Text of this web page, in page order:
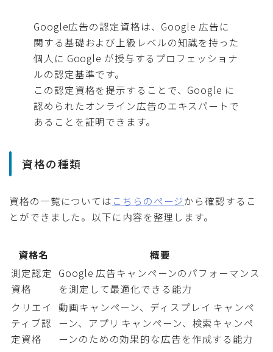
Google広告の認定資格は、Google 広告に
関する基礎および上級レベルの知識を持った
個人に Google が授与するプロフェッショナ
ルの認定基準です。
この認定資格を提示することで、Google に
認められたオンライン広告のエキスパートで
あることを証明できます。
資格の種類
資格の一覧については こちらのページから確認するこ
とができました。以下に内容を整理します。
資格名
概要
測定認定
資格
Google 広告キャンペーンのパフォーマンス
を測定して最適化できる能力
クリエイ
ティブ認
定資格
動画キャンペーン、ディスプレイ キャンペ
ーン、アプリ キャンペーン、検索キャンペ
ーンのための効果的な広告を作成する能力